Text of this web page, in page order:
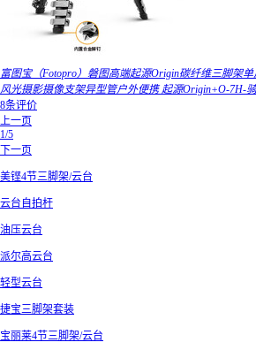
富图宝（Fotopro）磐图高端起源Origin碳纤维三脚架
风光摄影摄像支架异型管户外便携 起源Origin+O-7H-
8条评价
上一页
1/5
下一页
美铿4节三脚架/云台
云台自拍杆
油压云台
派尔高云台
轻型云台
捷宝三脚架套装
宝丽莱4节三脚架/云台